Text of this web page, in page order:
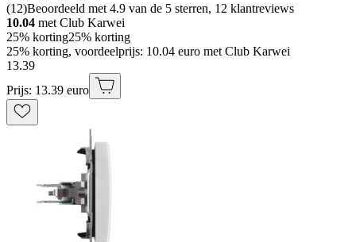
(12)Beoordeeld met 4.9 van de 5 sterren, 12 klantreviews
10.04 met Club Karwei
25% korting25% korting
25% korting, voordeelprijs: 10.04 euro met Club Karwei
13.39
Prijs: 13.39 euro